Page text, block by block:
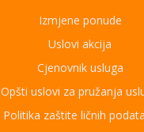
Izmjene ponude
Uslovi akcija
Cjenovnik usluga
Opšti uslovi za pružanja
Politika zaštite ličnih